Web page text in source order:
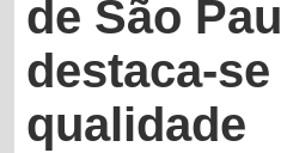
de São
destaca-
qualidade